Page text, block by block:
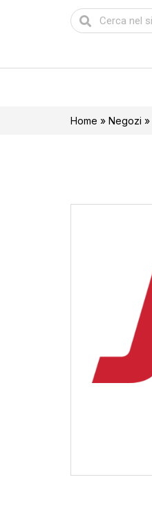
Home » Negozi »